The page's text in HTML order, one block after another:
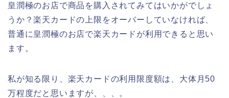
皇潤極のお店で商品を購入されてみてはいかがでしょ
うか？楽天カードの上限をオーバーしていなければ、
普通に皇潤極のお店で楽天カードが利用できると思い
ます。
私が知る限り、楽天カードの利用限度額は、大体月50
万程度だと思いますが、、、。